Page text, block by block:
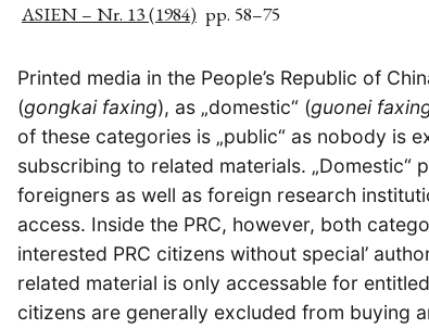
ASIEN – Nr. 13 (1984) pp. 58–75
Printed media in the People’s Republic of
(gongkai faxing), as „domestic“ (guonei
of these categories is „public“ as nobody is
subscribing to related materials.
foreigners as well as foreign research
access. Inside the PRC, however, both
interested PRC citizens without special’
related material is only accessable for
citizens are generally excluded from buying